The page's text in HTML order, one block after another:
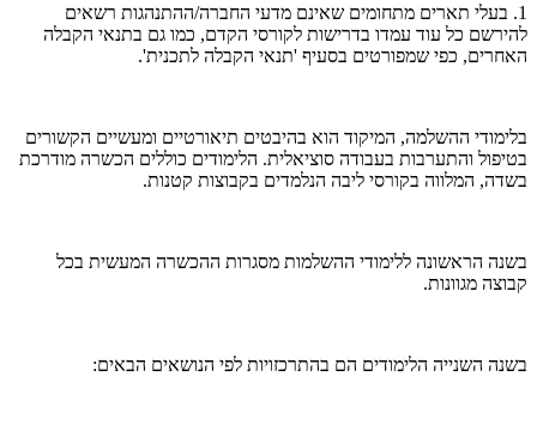
1. בעלי תארים מתחומים שאינם מדעי החברה/ההתנהגות רשאים
להירשם כל עוד עמדו בדרישות לקורסי הקדם, כמו גם בתנאי הקבלה
האחרים, כפי שמפורטים בסעיף 'תנאי הקבלה לתכנית'.
בלימודי ההשלמה, המיקוד הוא בהיבטים תיאורטיים ומעשיים הקשורים
בטיפול והתערבות בעבודה סוציאלית. הלימודים כוללים הכשרה מודרכת
בשדה, המלווה בקורסי ליבה הנלמדים בקבוצות קטנות.
בשנה הראשונה ללימודי ההשלמות מסגרות ההכשרה המעשית בכל
קבוצה מגוונות.
בשנה השנייה הלימודים הם בהתרכזויות לפי הנושאים הבאים: